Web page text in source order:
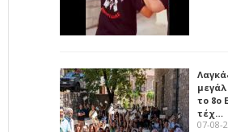
το 8ο
τέχ…
07-08-